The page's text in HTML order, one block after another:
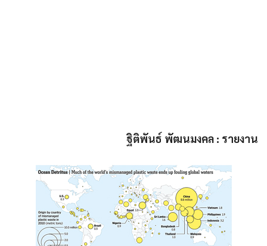
ฐิติพันธ์ พัฒนมงคล : รายงาน